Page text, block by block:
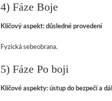
4) Fáze Boje
Klíčový aspekt: důsledné provedení
Fyzická sebeobrana.
5) Fáze Po boji
Klíčové aspekty: ústup do bezpečí a